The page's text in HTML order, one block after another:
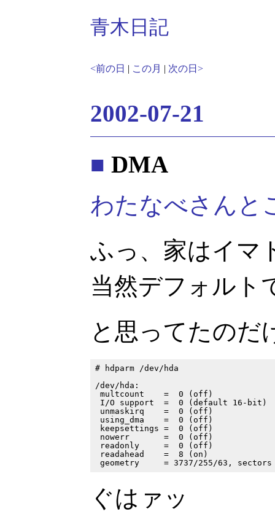
青木日記
<前の日 | この月 | 次の日>
2002-07-21
■ DMA
わたなべさんと
ふっ、家はイマ
当然デフォルト
と思ってたの
# hdparm /dev/hda
/dev/hda:
multcount    =  0 (off)
I/O support  =  0 (default 16-bit)
unmaskirq    =  0 (off)
using_dma    =  0 (off)
keepsettings =  0 (off)
nowerr       =  0 (off)
readonly     =  0 (off)
readahead    =  8 (on)
ぐはァッ